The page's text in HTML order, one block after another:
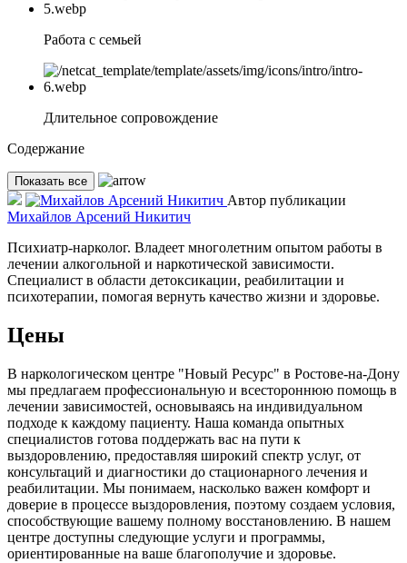
Работа с семьей
Длительное сопровождение
Содержание
Показать все
Автор публикации
Михайлов Арсений Никитич
Психиатр-нарколог. Владеет многолетним опытом работы в
лечении алкогольной и наркотической зависимости.
Специалист в области детоксикации, реабилитации и
психотерапии, помогая вернуть качество жизни и здоровье.
Цены
В наркологическом центре "Новый Ресурс" в Ростове-на-Дону
мы предлагаем профессиональную и всестороннюю помощь в
лечении зависимостей, основываясь на индивидуальном
подходе к каждому пациенту. Наша команда опытных
специалистов готова поддержать вас на пути к
выздоровлению, предоставляя широкий спектр услуг, от
консультаций и диагностики до стационарного лечения и
реабилитации. Мы понимаем, насколько важен комфорт и
доверие в процессе выздоровления, поэтому создаем условия,
способствующие вашему полному восстановлению. В нашем
центре доступны следующие услуги и программы,
ориентированные на ваше благополучие и здоровье.